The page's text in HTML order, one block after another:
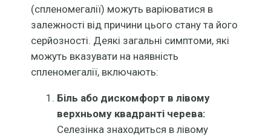
(спленомегалії) можуть варіюватися в
залежності від причини цього стану та його
серйозності. Деякі загальні симптоми, які
можуть вказувати на наявність
спленомегалії, включають:
Біль або дискомфорт в лівому
верхньому квадранті черева:
Селезінка знаходиться в лівому